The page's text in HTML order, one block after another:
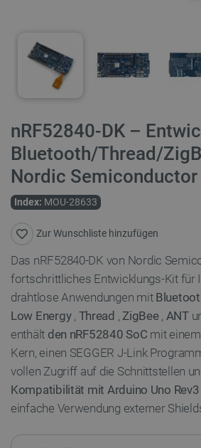
nRF52840-DK –
Bluetooth/Thread/
Nordic Semiconductor
Index: MOU-28633
Zur Wunschliste hinzufügen
Das nRF52840-DK von Nordic
fortschrittliches Entwicklungs-Kit für
drahtlose Anwendungen mit
Low Energy, Thread ,ZigBee, ANT
enthält den nRF52840 SoC mit einem
Kern, einen SEGGER J-Link
vollen Zugriff auf die Schnittstellen
Kompatibilität mit Arduino Uno Rev3
einfache Verwendung externer